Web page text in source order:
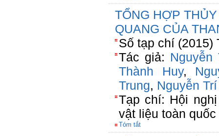
TỔNG HỢP
QUANG CỦA
Số tạp chí (2015)
Tác giả: Nguyễn
Thành Huy,
Trung, Nguyễn
Tạp chí: Hội
vật liệu toàn
Tóm tắt